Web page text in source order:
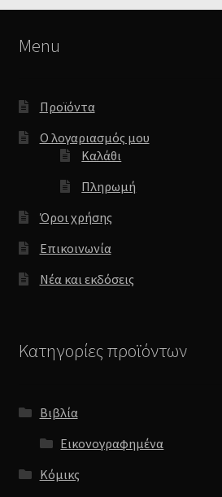
Menu
Προϊόντα
Ο λογαριασμός μου
Καλάθι
Πληρωμή
Όροι χρήσης
Επικοινωνία
Νέα και εκδόσεις
Κατηγορίες προϊόντων
Βιβλία
Εικονογραφημένα
Κόμικς